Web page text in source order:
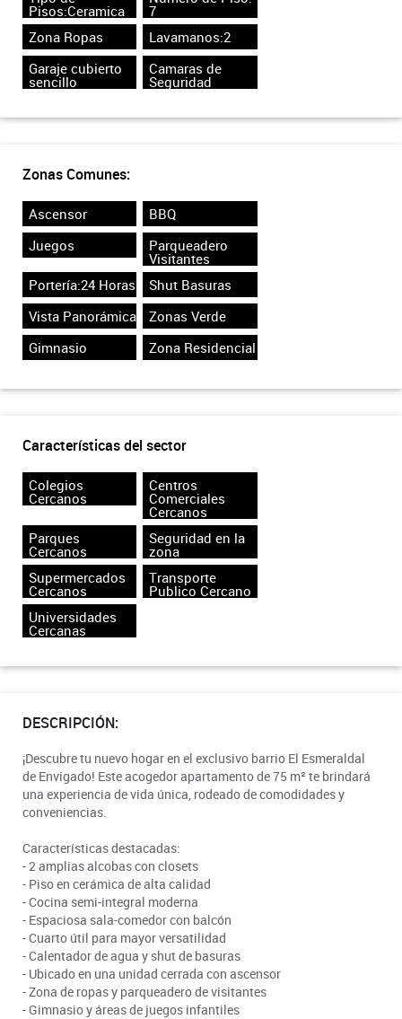
Pisos:Ceramica
7
Zona Ropas
Lavamanos:2
Garaje cubierto
sencillo
Camaras de
Seguridad
Zonas Comunes:
Ascensor
BBQ
Juegos
Parqueadero
Visitantes
Portería:24 Horas
Shut Basuras
Vista Panorámica
Zonas Verde
Gimnasio
Zona Residencial
Características del sector
Colegios
Cercanos
Centros
Comerciales
Cercanos
Parques
Cercanos
Seguridad en la
zona
Supermercados
Cercanos
Transporte
Publico Cercano
Universidades
Cercanas
DESCRIPCIÓN:
¡Descubre tu nuevo hogar en el exclusivo barrio El Esmeraldal
de Envigado! Este acogedor apartamento de 75 m² te brindará
una experiencia de vida única, rodeado de comodidades y
conveniencias.
Características destacadas:
- 2 amplias alcobas con closets
- Piso en cerámica de alta calidad
- Cocina semi-integral moderna
- Espaciosa sala-comedor con balcón
- Cuarto útil para mayor versatilidad
- Calentador de agua y shut de basuras
- Ubicado en una unidad cerrada con ascensor
- Zona de ropas y parqueadero de visitantes
- Gimnasio y áreas de juegos infantiles